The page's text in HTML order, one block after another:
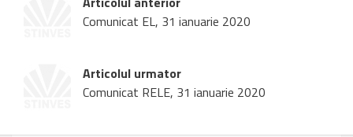
Comunicat EL, 31 ianuarie 2020
Articolul urmator
Comunicat RELE, 31 ianuarie 2020